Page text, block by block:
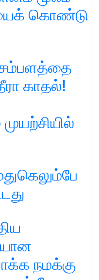
கொண்டு
சம்பளத்தை
காதல்!
நமக்கு